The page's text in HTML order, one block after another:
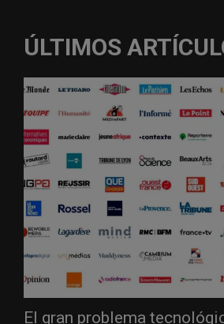
ÚLTIMOS
El gran problema